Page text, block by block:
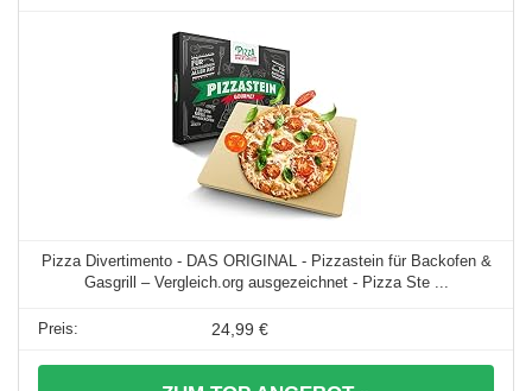
Pizza Divertimento - DAS ORIGINAL - Pizzastein für Backofen &
Gasgrill – Vergleich.org ausgezeichnet - Pizza Ste ...
24,99 €